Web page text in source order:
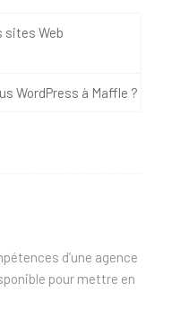
sites Web
WordPress à Maffle ?
d’une agence
pour mettre en